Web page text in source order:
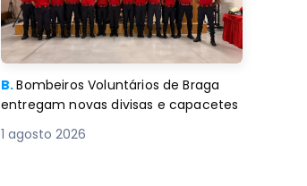
B.Bombeiros Voluntários de Braga
entregam novas divisas e capacetes
1 agosto 2026